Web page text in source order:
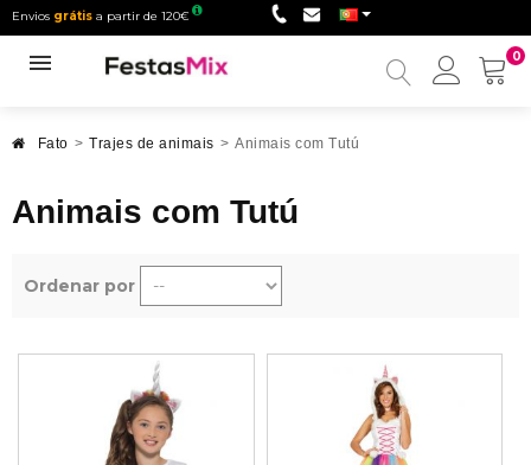
Envios grátis a partir de 120€
0
Minha
Fato > Trajes de animais > Animais com Tutú
Animais com Tutú
Ordenar por